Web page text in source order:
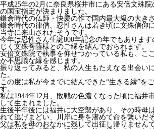
平成25年の2月に奈良県桜井市にある安倍文殊
の国宝指定が決まりました。
鎌倉時代の仏師・快慶の作で国内最大級の大き
鎌倉時代の律僧、忍性さんは若き頃に文殊信仰
当寺に来山されたそうです。
今年は忍性さん生誕800年記念の年でもありま
じく文殊菩薩様とのご縁を結んでおられます。
安倍文殊院で執事を仰せつかっている私も、こ
か不思議な縁を感じます。
振り返ってみると、私の人生もたえなる出会い
た。
この度は私が今までに結んできた“生きる縁”を
す。
私は1944年12月、敗戦の色濃くなった頃に福井
して生まれました。
生後半年後には福井に大空襲があり、その時母
れて逃げまどい、川岸に身を潜めて命を繋いだ
父は私を母のおなかに残して出征し帰りませんで